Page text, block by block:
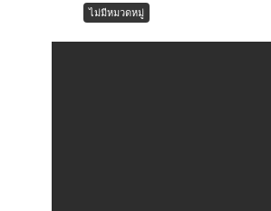
ไม่มีหมวดหมู่